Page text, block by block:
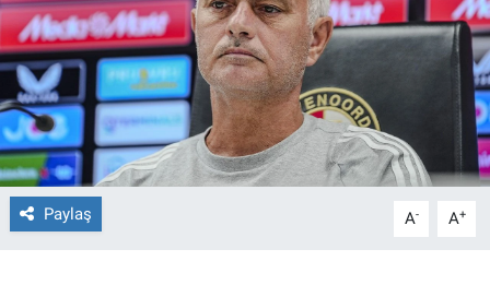
Paylaş A- A+
Forum
Gerçeğin İzinde
Gün Başlıyor
Gün Bitiyor